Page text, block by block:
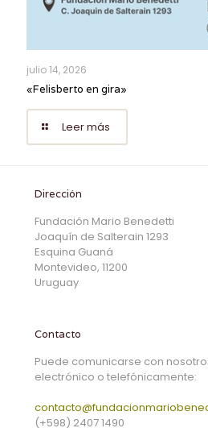
julio 14, 2026
«Felisberto en gira»
Leer más
Dirección
Fundación Mario Benedetti
Joaquín de Salterain 1293
Esquina Guaná
Montevideo, 11200
Uruguay
Contacto
Puede comunicarse con
electrónico o telefónicamente:
(+598) 2407 1490